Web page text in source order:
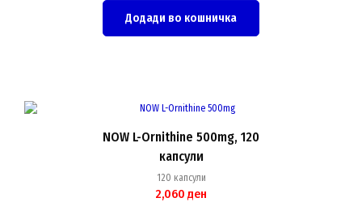
Додади во кошничка
NOW L-Ornithine 500mg, 120
капсули
120 капсули
2,060 ден